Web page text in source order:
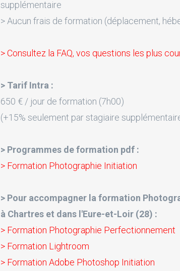
supplémentaire
> Aucun frais de formation (déplacement,
> Consultez la FAQ, vos questions les plus
> Tarif Intra :
650 € / jour de formation (7h00)
(+15% seulement par stagiaire
> Programmes de formation pdf :
> Formation Photographie Initiation
> Pour accompagner la formation
à Chartres et dans l'Eure-et-Loir (28) :
> Formation Photographie Perfectionnement
> Formation Lightroom
> Formation Adobe Photoshop Initiation